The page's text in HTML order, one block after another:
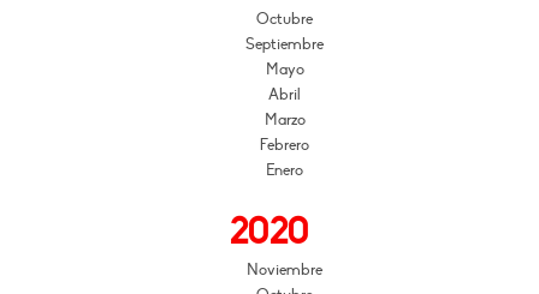
Octubre
Septiembre
Mayo
Abril
Marzo
Febrero
Enero
2020
Noviembre